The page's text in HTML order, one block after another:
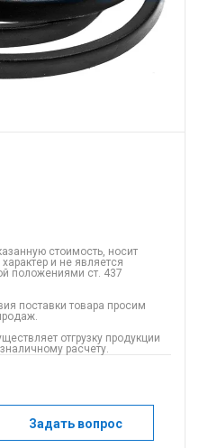
стоимость, носит
и не является
положениями ст. 437
поставки товара просим
отгрузку продукции
расчету.
Задать вопрос